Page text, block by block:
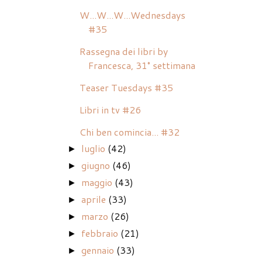
W...W...W...Wednesdays
#35
Rassegna dei libri by
Francesca, 31° settimana
Teaser Tuesdays #35
Libri in tv #26
Chi ben comincia... #32
► luglio (42)
►giugno (46)
► maggio (43)
►aprile (33)
► marzo (26)
► febbraio (21)
►gennaio (33)